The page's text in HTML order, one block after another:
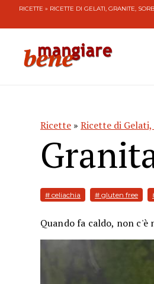
RICETTE » RICETTE DI GELATI, GRANITE,
Ricette » Ricette di
# celiachia # gluten free
Quando fa caldo, non